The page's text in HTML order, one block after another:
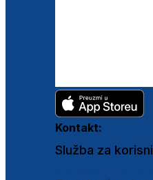
Kontakt:
Služba za